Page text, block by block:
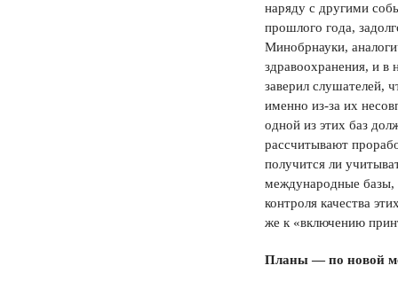
наряду с другими
прошлого года,
Минобрнауки,
здравоохранения, и в
заверил слушателей,
именно из-за их
одной из этих баз
рассчитывают
получится ли
международные базы,
контроля качества
же к «включению
Планы — по новой